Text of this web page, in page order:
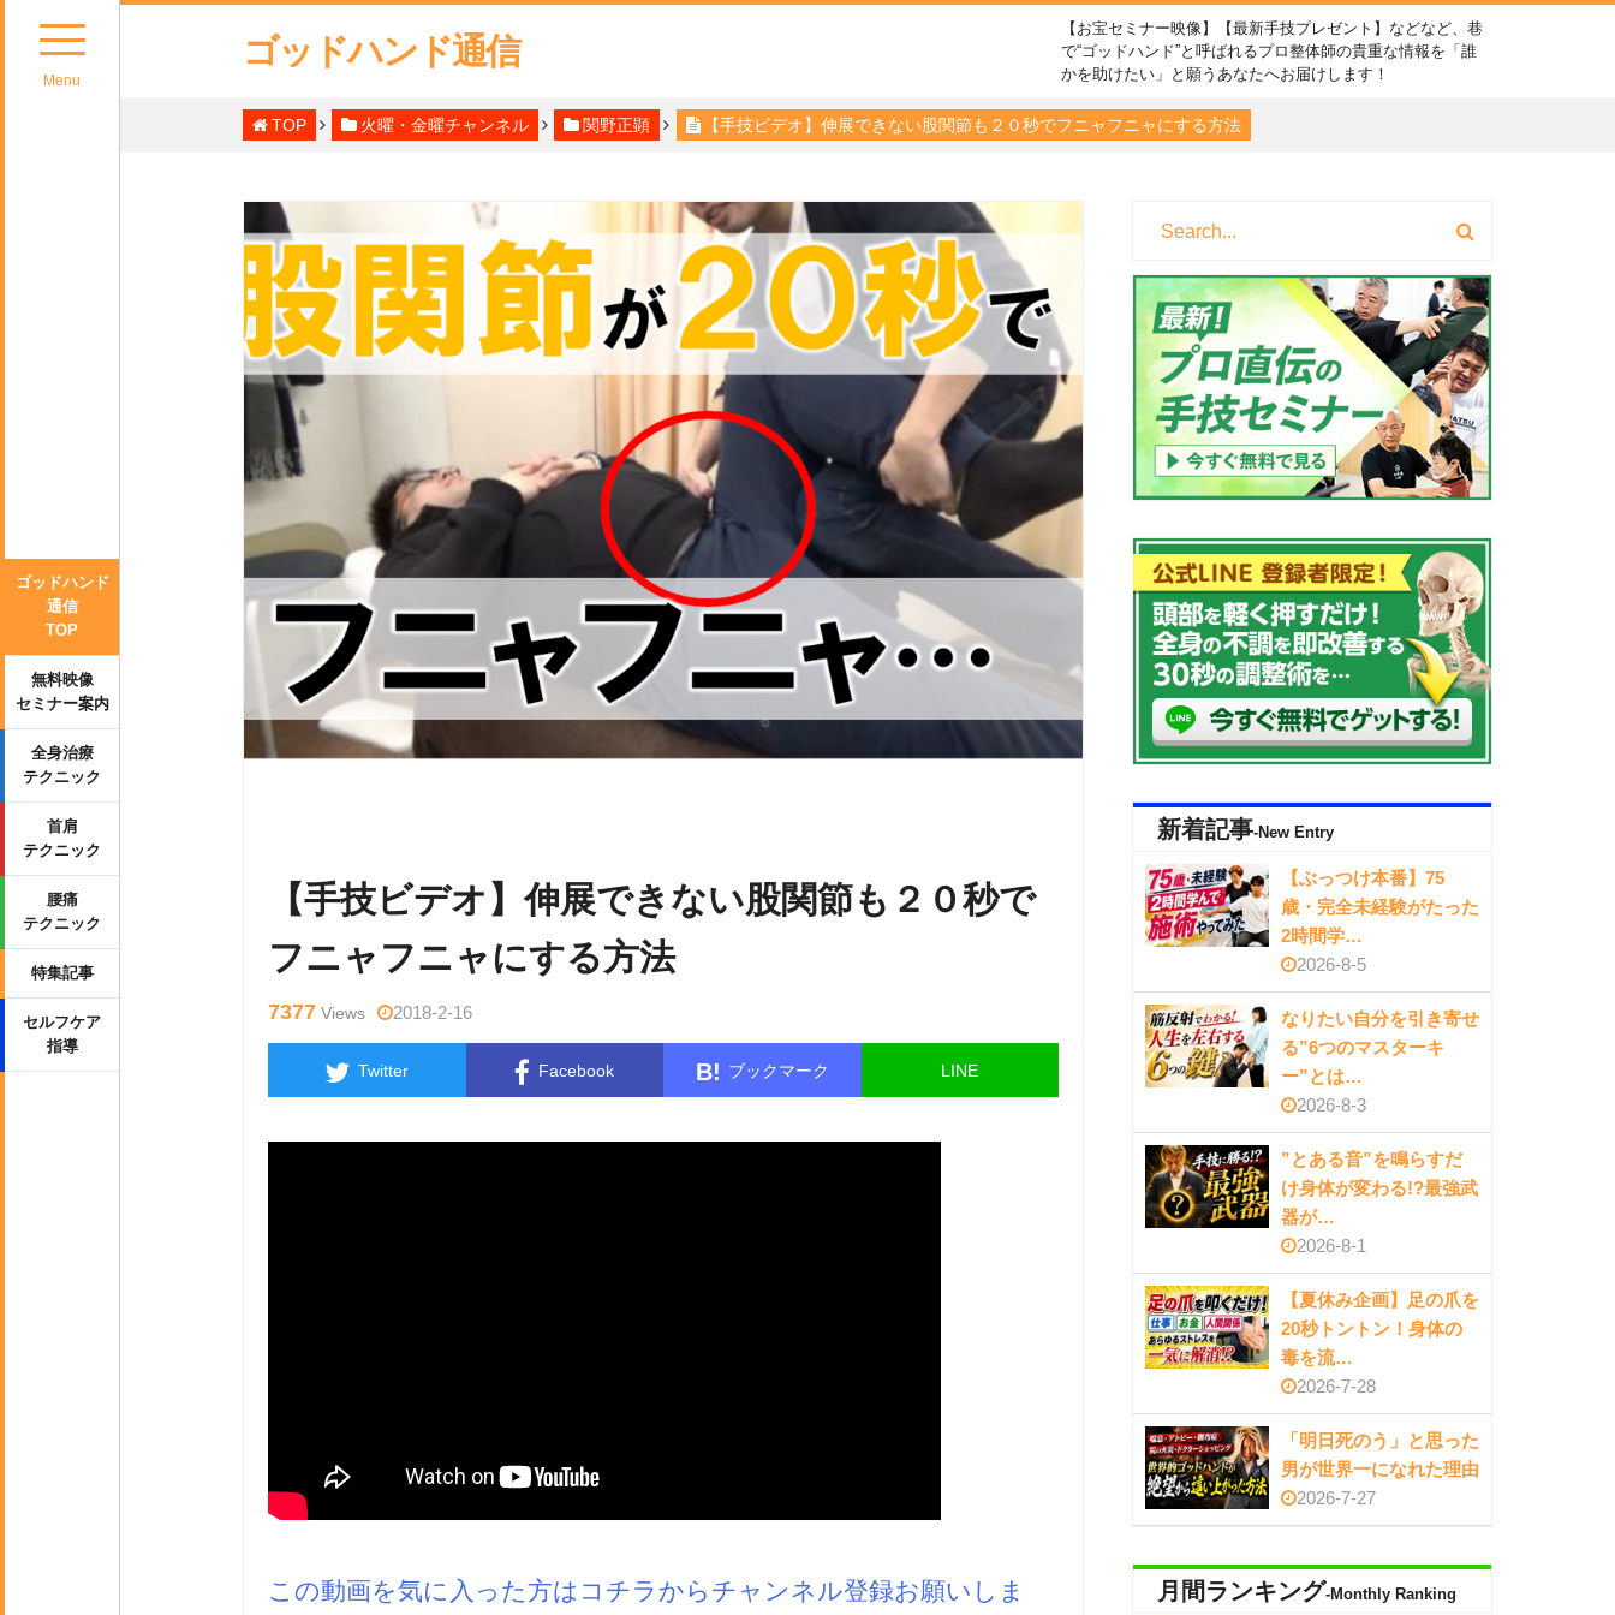
Menu
ゴッドハンド
通信
TOP
無料映像
セミナー案内
全身治療
テクニック
首肩
テクニック
腰痛
テクニック
特集記事
セルフケア
指導
ゴッドハンド通信
【お宝セミナー映像】【最新手技プレゼント】などなど、巷
で“ゴッドハンド”と呼ばれるプロ整体師の貴重な情報を「誰
かを助けたい」と願うあなたへお届けします！
TOP 火曜・金曜チャンネル 関野正顕 【手技ビデオ】伸展できない股関節も２０秒でフニャフニャにする方法
【手技ビデオ】伸展できない股関節も２０秒で
フニャフニャにする方法
7377 Views 2018-2-16
Twitter Facebook B! ブックマーク LINE
この動画を気に入った方はコチラからチャンネル登録お願いしま
新着記事-New Entry
【ぶっつけ本番】75
歳・完全未経験がたった
2時間学…
2026-8-5
なりたい自分を引き寄せ
る”6つのマスターキ
ー”とは…
2026-8-3
”とある音”を鳴らすだ
け身体が変わる!?最強武
器が…
2026-8-1
【夏休み企画】足の爪を
20秒トントン！身体の
毒を流…
2026-7-28
「明日死のう」と思った
男が世界一になれた理由
2026-7-27
月間ランキング-Monthly Ranking